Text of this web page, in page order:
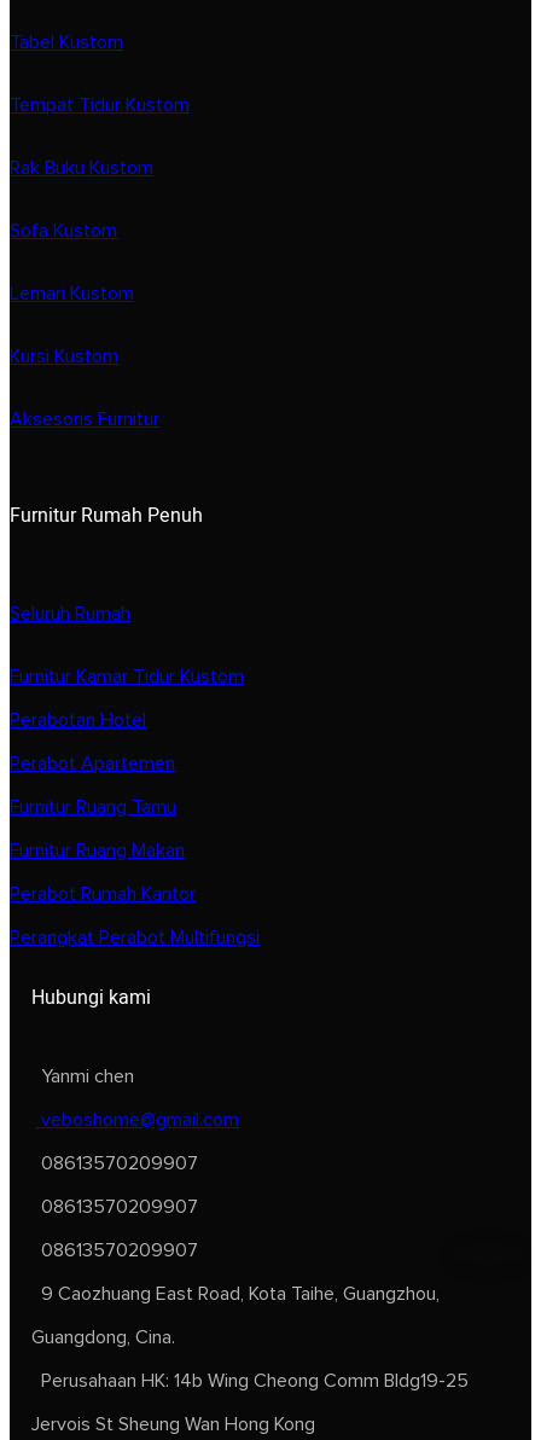
Tabel Kustom
Tempat Tidur Kustom
Rak Buku Kustom
Sofa Kustom
Lemari Kustom
Kursi Kustom
Aksesoris Furnitur
Furnitur Rumah Penuh
Seluruh Rumah
Furnitur Kamar Tidur Kustom
Perabotan Hotel
Perabot Apartemen
Furnitur Ruang Tamu
Furnitur Ruang Makan
Perabot Rumah Kantor
Perangkat Perabot Multifungsi
Hubungi kami
Yanmi chen
veboshome@gmail.com
08613570209907
08613570209907
08613570209907
9 Caozhuang East Road, Kota Taihe, Guangzhou,
Guangdong, Cina.
Perusahaan HK: 14b Wing Cheong Comm Bldg19-25
Jervois St Sheung Wan Hong Kong